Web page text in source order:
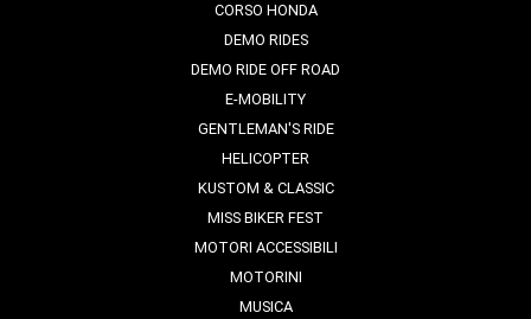
CORSO HONDA
DEMO RIDES
DEMO RIDE OFF ROAD
E-MOBILITY
GENTLEMAN'S RIDE
HELICOPTER
KUSTOM & CLASSIC
MISS BIKER FEST
MOTORI ACCESSIBILI
MOTORINI
MUSICA